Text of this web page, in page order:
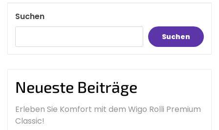
Suchen
Suchen
Neueste Beiträge
Erleben Sie Komfort mit dem Wigo Rolli Premium
Classic!